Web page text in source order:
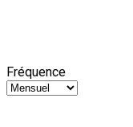
Fréquence